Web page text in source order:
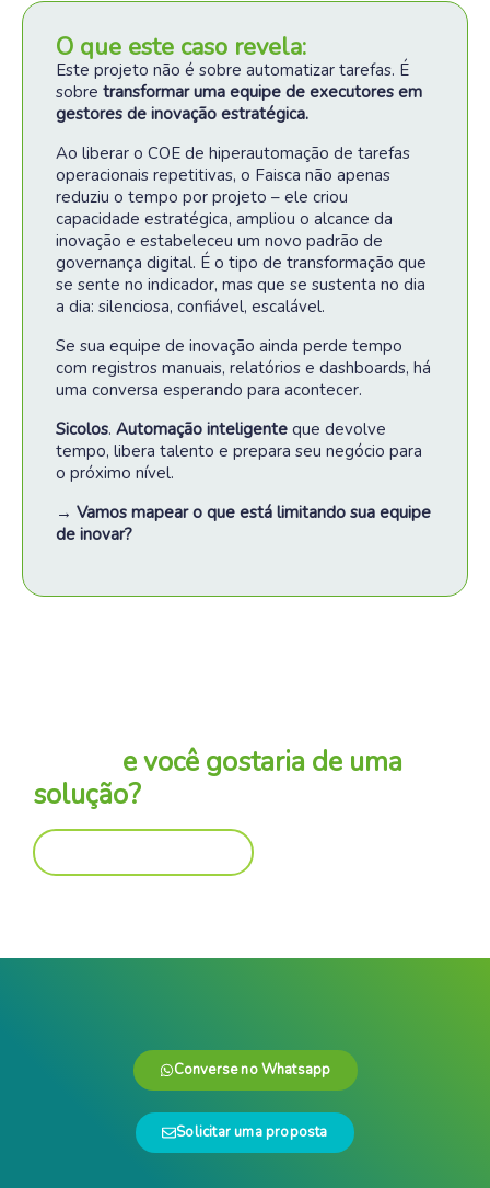
O que este caso revela:
Este projeto não é sobre automatizar tarefas. É
sobre transformar uma equipe de executores em
gestores de inovação estratégica.
Ao liberar o COE de hiperautomação de tarefas
operacionais repetitivas, o Faisca não apenas
reduziu o tempo por projeto – ele criou
capacidade estratégica, ampliou o alcance da
inovação e estabeleceu um novo padrão de
governança digital. É o tipo de transformação que
se sente no indicador, mas que se sustenta no dia
a dia: silenciosa, confiável, escalável.
Se sua equipe de inovação ainda perde tempo
com registros manuais, relatórios e dashboards, há
uma conversa esperando para acontecer.
Sicolos. Automação inteligente que devolve
tempo, libera talento e prepara seu negócio para
o próximo nível.
→ Vamos mapear o que está limitando sua equipe
de inovar?
e você gostaria de uma
solução?
Converse no Whatsapp
Solicitar uma proposta